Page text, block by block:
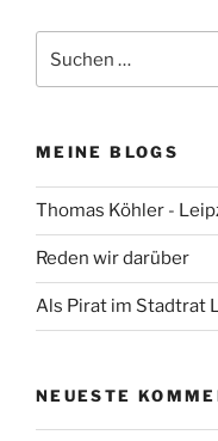
nach:
MEINE BLOGS
Thomas Köhler -
Reden wir darüber
Als Pirat im Stadtrat
NEUESTE